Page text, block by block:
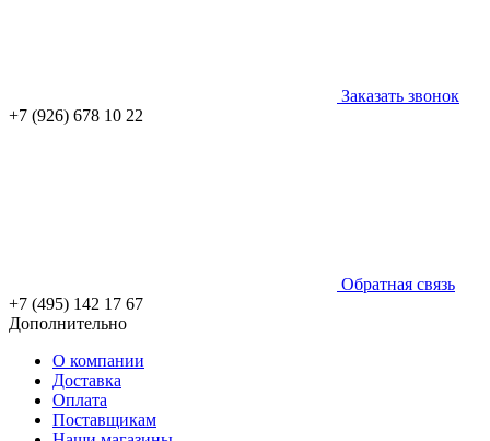
Заказать звонок
+7 (926) 678 10 22
Обратная связь
+7 (495) 142 17 67
Дополнительно
О компании
Доставка
Оплата
Поставщикам